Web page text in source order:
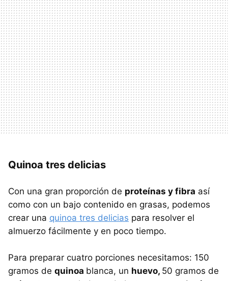
Quinoa tres delicias
Con una gran proporción de proteínas y fibra así
como con un bajo contenido en grasas, podemos
crear una quinoa tres delicias para resolver el
almuerzo fácilmente y en poco tiempo.
Para preparar cuatro porciones necesitamos: 150
gramos de quinoa blanca, un huevo, 50 gramos de